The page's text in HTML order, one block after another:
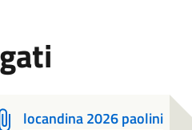
locandina 2026 paolini